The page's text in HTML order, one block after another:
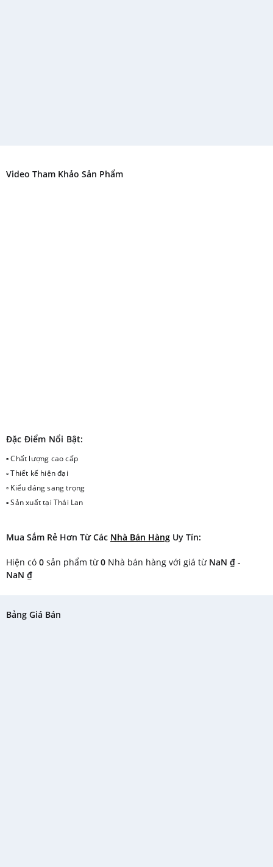
Video Tham Khảo Sản Phẩm
Đặc Điểm Nổi Bật:
▫ Chất lượng cao cấp
▫ Thiết kế hiện đại
▫ Kiểu dáng sang trọng
▫ Sản xuất tại Thái Lan
Mua Sắm Rẻ Hơn Từ Các Nhà Bán Hàng Uy Tín:
Hiện có 0 sản phẩm từ0 Nhà bán hàng với giá từ NaN ₫ -
NaN ₫
Bảng Giá Bán